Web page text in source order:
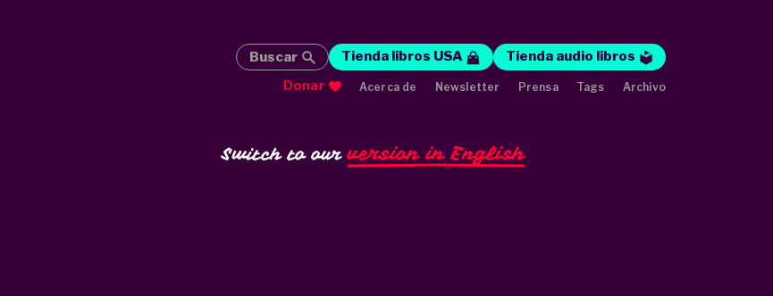
Switch to ourversion in English
Buscar Tienda libros USA
Tienda audio libros
Donar
Acerca de Newsletter Prensa Tags Archivo